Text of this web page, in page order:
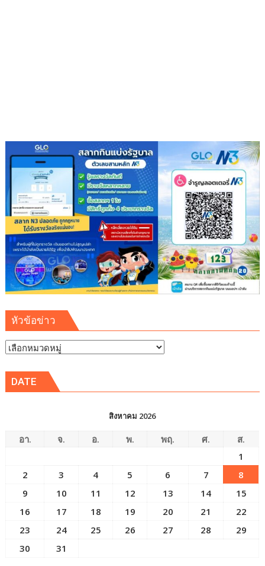
Healthy
school)
เสริม
ความ
เยาวชน
จัดการ
สิ่ง
แวดล้อม
ปลอดภัย
ยั่งยืน
หัวข้อข่าว
หัวข้อ
DATE
สิงหาคม 2026
อา. จ. อ. พ. พฤ. ศ.
ส.
1
2
3 4 5 6 7
8
9
10 11 12 13 14
15
16
17 18 19 20 21
22
23
24 25 26 27 28
29
30
31